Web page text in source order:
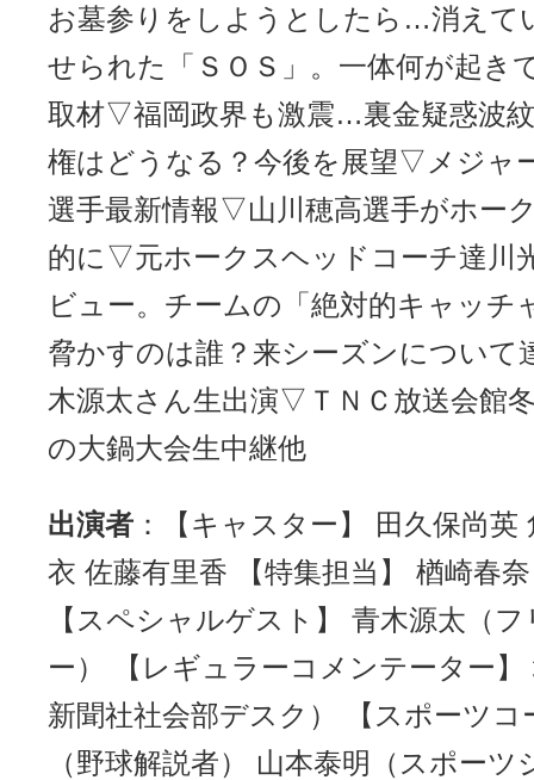
お墓参りをしようとしたら…消えて
せられた「ＳＯＳ」。一体何が起き
取材▽福岡政界も激震…裏金疑惑波
権はどうなる？今後を展望▽メジャ
選手最新情報▽山川穂高選手がホー
的に▽元ホークスヘッドコーチ達川
ビュー。チームの「絶対的キャッチ
脅かすのは誰？来シーズンについ
木源太さん生出演▽ＴＮＣ放送会館
の大鍋大会生中継他
出演者 ：【キャスター】 田久保尚英
衣 佐藤有里香 【特集担当】 楢崎春
【スペシャルゲスト】 青木源太（
ー） 【レギュラーコメンテーター】
新聞社社会部デスク） 【スポーツコ
（野球解説者） 山本泰明（スポー